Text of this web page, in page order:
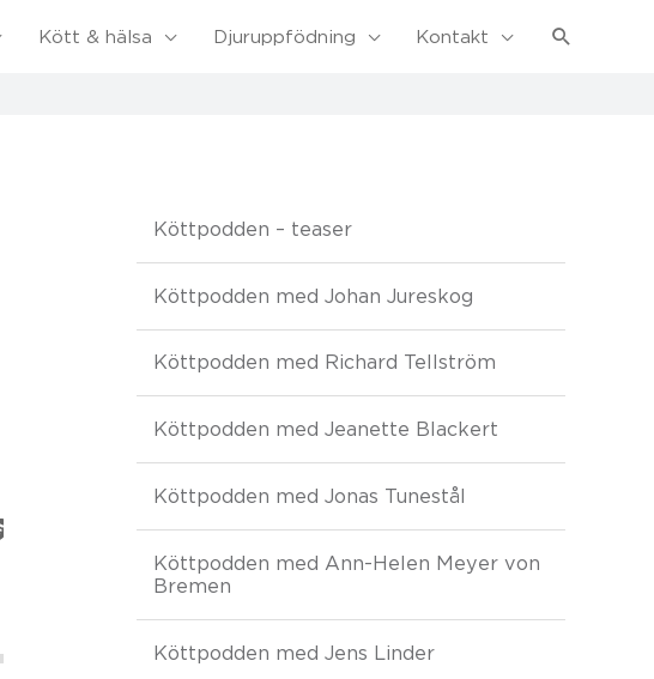
Kött & hälsa Djuruppfödning Kontakt Sök
Köttpodden – teaser
Köttpodden med Johan Jureskog
Köttpodden med Richard Tellström
Köttpodden med Jeanette Blackert
Köttpodden med Jonas Tunestål
Köttpodden med Ann-Helen Meyer von
Bremen
Köttpodden med Jens Linder